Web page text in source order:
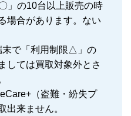
」の10台以上販売の時
場合があります。ない
で「利用制限△」の
しては買取対象外とさ
（盗難・紛失プ
出来ません。